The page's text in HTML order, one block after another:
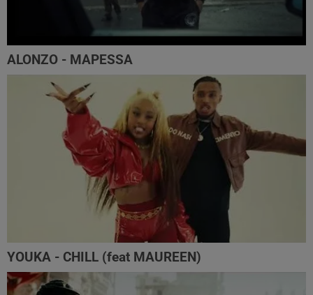
ALONZO - MAPESSA
YOUKA - CHILL (feat MAUREEN)